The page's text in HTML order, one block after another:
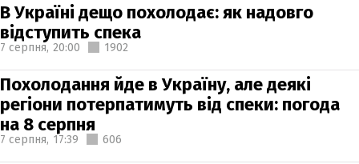
В Україні дещо похолодає: як надовго
відступить спека
7 серпня, 20:00 1902
Похолодання йде в Україну, але деякі
регіони потерпатимуть від спеки: погода
на 8 серпня
7 серпня, 17:39 606